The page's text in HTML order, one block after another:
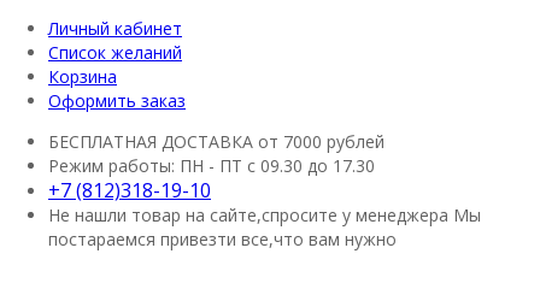
Личный кабинет
Список желаний
Корзина
Оформить заказ
БЕСПЛАТНАЯ ДОСТАВКА от 7000 рублей
Режим работы: ПН - ПТ с 09.30 до 17.30
+7 (812)318-19-10
Не нашли товар на сайте,спросите у менеджера Мы
постараемся привезти все,что вам нужно